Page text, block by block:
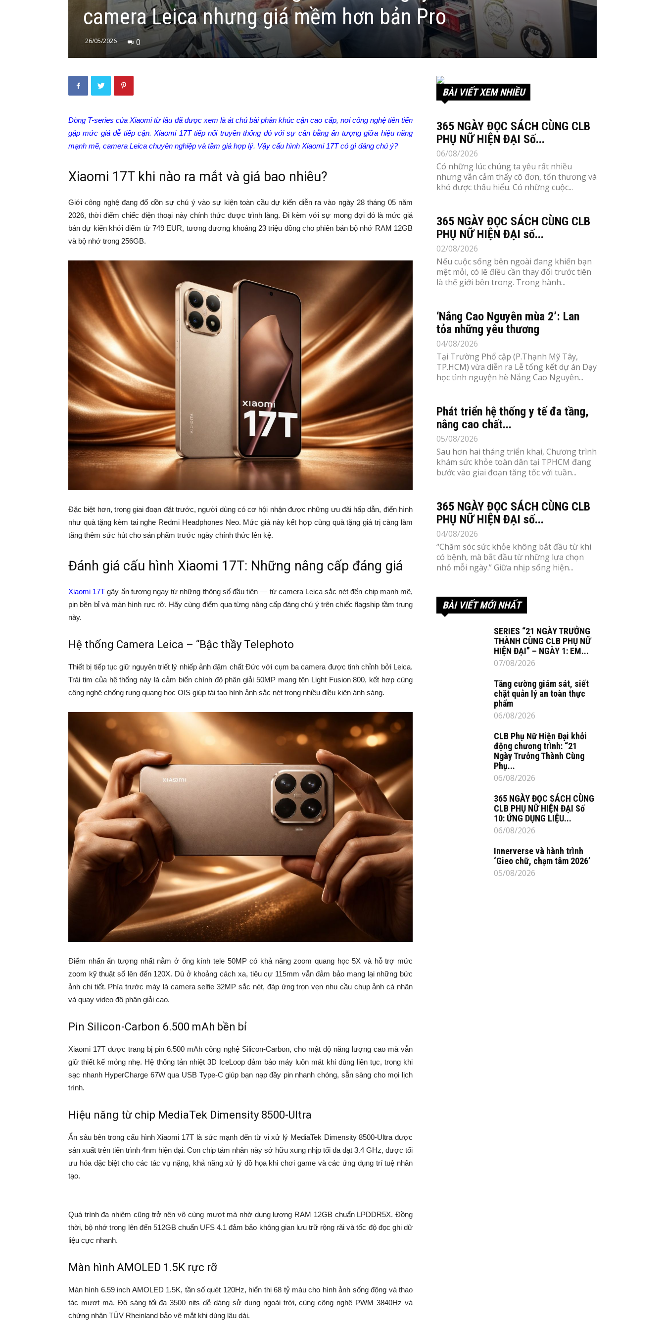
camera Leica nhưng giá mềm hơn bản Pro
26/05/2026 0
Dòng T-series của Xiaomi từ lâu đã được xem là át chủ bài phân khúc cận cao cấp, nơi công nghệ tiên tiến
gặp mức giá dễ tiếp cận. Xiaomi 17T tiếp nối truyền thống đó với sự cân bằng ấn tượng giữa hiệu năng
mạnh mẽ, camera Leica chuyên nghiệp và tầm giá hợp lý. Vậy cấu hình Xiaomi 17T có gì đáng chú ý?
Xiaomi 17T khi nào ra mắt và giá bao nhiêu?
Giới công nghệ đang đổ dồn sự chú ý vào sự kiện toàn cầu dự kiến diễn ra vào ngày 28 tháng 05 năm
2026, thời điểm chiếc điện thoại này chính thức được trình làng. Đi kèm với sự mong đợi đó là mức giá
bán dự kiến khởi điểm từ 749 EUR, tương đương khoảng 23 triệu đồng cho phiên bản bộ nhớ RAM 12GB
và bộ nhớ trong 256GB.
Đặc biệt hơn, trong giai đoạn đặt trước, người dùng có cơ hội nhận được những ưu đãi hấp dẫn, điển hình
như quà tặng kèm tai nghe Redmi Headphones Neo. Mức giá này kết hợp cùng quà tặng giá trị càng làm
tăng thêm sức hút cho sản phẩm trước ngày chính thức lên kệ.
Đánh giá cấu hình Xiaomi 17T: Những nâng cấp đáng giá
Xiaomi 17T gây ấn tượng ngay từ những thông số đầu tiên — từ camera Leica sắc nét đến chip mạnh mẽ,
pin bền bỉ và màn hình rực rỡ. Hãy cùng điểm qua từng nâng cấp đáng chú ý trên chiếc flagship tầm trung
này.
Hệ thống Camera Leica – “Bậc thầy Telephoto
Thiết bị tiếp tục giữ nguyên triết lý nhiếp ảnh đậm chất Đức với cụm ba camera được tinh chỉnh bởi Leica.
Trái tim của hệ thống này là cảm biến chính độ phân giải 50MP mang tên Light Fusion 800, kết hợp cùng
công nghệ chống rung quang học OIS giúp tái tạo hình ảnh sắc nét trong nhiều điều kiện ánh sáng.
Điểm nhấn ấn tượng nhất nằm ở ống kính tele 50MP có khả năng zoom quang học 5X và hỗ trợ mức
zoom kỹ thuật số lên đến 120X. Dù ở khoảng cách xa, tiêu cự 115mm vẫn đảm bảo mang lại những bức
ảnh chi tiết. Phía trước máy là camera selfie 32MP sắc nét, đáp ứng trọn vẹn nhu cầu chụp ảnh cá nhân
và quay video độ phân giải cao.
Pin Silicon-Carbon 6.500 mAh bền bỉ
Xiaomi 17T được trang bị pin 6.500 mAh công nghệ Silicon-Carbon, cho mật độ năng lượng cao mà vẫn
giữ thiết kế mỏng nhẹ. Hệ thống tản nhiệt 3D IceLoop đảm bảo máy luôn mát khi dùng liên tục, trong khi
sạc nhanh HyperCharge 67W qua USB Type-C giúp bạn nạp đầy pin nhanh chóng, sẵn sàng cho mọi lịch
trình.
Hiệu năng từ chip MediaTek Dimensity 8500-Ultra
Ẩn sâu bên trong cấu hình Xiaomi 17T là sức mạnh đến từ vi xử lý MediaTek Dimensity 8500-Ultra được
sản xuất trên tiến trình 4nm hiện đại. Con chip tám nhân này sở hữu xung nhịp tối đa đạt 3.4 GHz, được tối
ưu hóa đặc biệt cho các tác vụ nặng, khả năng xử lý đồ họa khi chơi game và các ứng dụng trí tuệ nhân
tạo.
Quá trình đa nhiệm cũng trở nên vô cùng mượt mà nhờ dung lượng RAM 12GB chuẩn LPDDR5X. Đồng
thời, bộ nhớ trong lên đến 512GB chuẩn UFS 4.1 đảm bảo không gian lưu trữ rộng rãi và tốc độ đọc ghi dữ
liệu cực nhanh.
Màn hình AMOLED 1.5K rực rỡ
Màn hình 6.59 inch AMOLED 1.5K, tần số quét 120Hz, hiển thị 68 tỷ màu cho hình ảnh sống động và thao
tác mượt mà. Độ sáng tối đa 3500 nits dễ dàng sử dụng ngoài trời, cùng công nghệ PWM 3840Hz và
chứng nhận TÜV Rheinland bảo vệ mắt khi dùng lâu dài.
BÀI VIẾT XEM NHIỀU
365 NGÀY ĐỌC SÁCH CÙNG CLB
PHỤ NỮ HIỆN ĐẠI Số...
06/08/2026
Có những lúc chúng ta yêu rất nhiều
nhưng vẫn cảm thấy cô đơn, tổn thương và
khó được thấu hiểu. Có những cuộc...
365 NGÀY ĐỌC SÁCH CÙNG CLB
PHỤ NỮ HIỆN ĐẠI số...
02/08/2026
Nếu cuộc sống bên ngoài đang khiến bạn
mệt mỏi, có lẽ điều cần thay đổi trước tiên
là thế giới bên trong. Trong hành...
‘Nắng Cao Nguyên mùa 2’: Lan
tỏa những yêu thương
04/08/2026
Tại Trường Phổ cập (P.Thạnh Mỹ Tây,
TP.HCM) vừa diễn ra Lễ tổng kết dự án Dạy
học tình nguyện hè Nắng Cao Nguyên...
Phát triển hệ thống y tế đa tầng,
nâng cao chất...
05/08/2026
Sau hơn hai tháng triển khai, Chương trình
khám sức khỏe toàn dân tại TPHCM đang
bước vào giai đoạn tăng tốc với tuần...
365 NGÀY ĐỌC SÁCH CÙNG CLB
PHỤ NỮ HIỆN ĐẠI số...
04/08/2026
“Chăm sóc sức khỏe không bắt đầu từ khi
có bệnh, mà bắt đầu từ những lựa chọn
nhỏ mỗi ngày.” Giữa nhịp sống hiện...
BÀI VIẾT MỚI NHẤT
SERIES “21 NGÀY TRƯỞNG
THÀNH CÙNG CLB PHỤ NỮ
HIỆN ĐẠI” – NGÀY 1: EM...
07/08/2026
Tăng cường giám sát, siết
chặt quản lý an toàn thực
phẩm
06/08/2026
CLB Phụ Nữ Hiện Đại khởi
động chương trình: “21
Ngày Trưởng Thành Cùng
Phụ...
06/08/2026
365 NGÀY ĐỌC SÁCH CÙNG
CLB PHỤ NỮ HIỆN ĐẠI Số
10: ỨNG DỤNG LIỆU...
06/08/2026
Innerverse và hành trình
‘Gieo chữ, chạm tâm 2026’
05/08/2026